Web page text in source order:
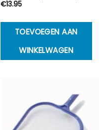
€13.95
TOEVOEGEN AAN
WINKELWAGEN